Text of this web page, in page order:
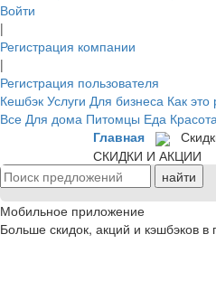
Войти
|
Регистрация компании
|
Регистрация пользователя
Кешбэк Услуги Для бизнеса Как это
Все Для дома Питомцы Еда
Главная
СКИДКИ И АКЦИИ
Мобильное приложение
Больше скидок, акций и кэшбэков